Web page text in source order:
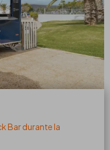
Bar durante la